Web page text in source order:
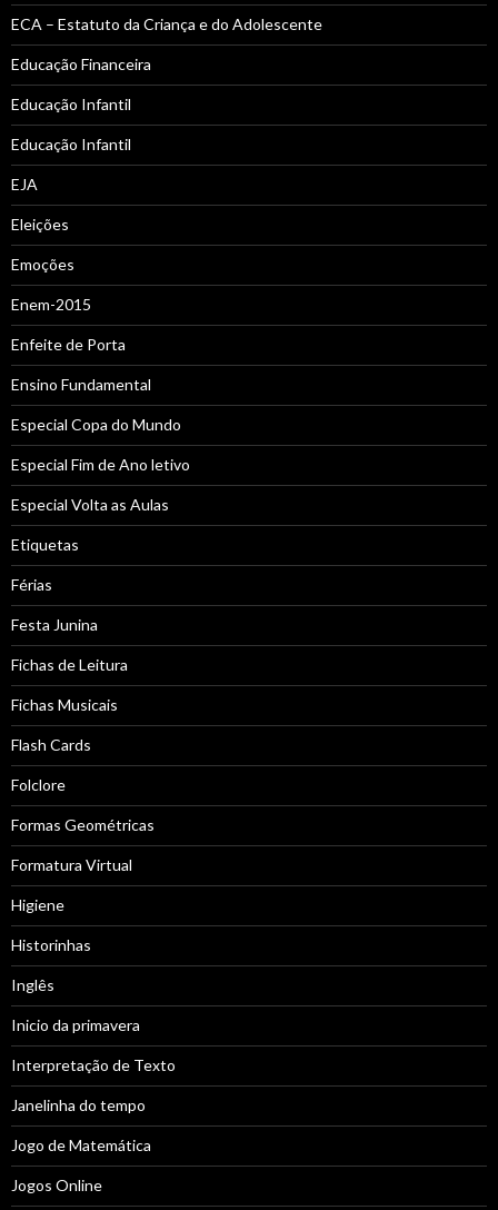
ECA – Estatuto da Criança e do Adolescente
Educação Financeira
Educação Infantil
Educação Infantil
EJA
Eleições
Emoções
Enem-2015
Enfeite de Porta
Ensino Fundamental
Especial Copa do Mundo
Especial Fim de Ano letivo
Especial Volta as Aulas
Etiquetas
Férias
Festa Junina
Fichas de Leitura
Fichas Musicais
Flash Cards
Folclore
Formas Geométricas
Formatura Virtual
Higiene
Historinhas
Inglês
Inicio da primavera
Interpretação de Texto
Janelinha do tempo
Jogo de Matemática
Jogos Online